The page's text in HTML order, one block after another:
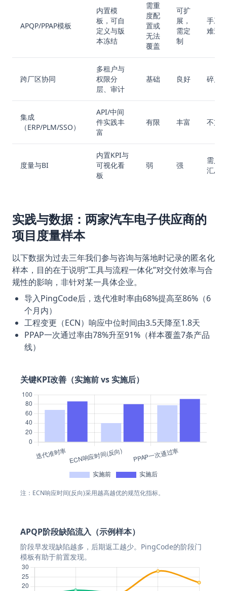
APQP/PPAP模板
内置模
板，可自
定义与版
本冻结
需重
度配
置或
无法
覆盖
可扩
展，
需定
制
手工
难追
跨厂区协同
多租户与
权限分
层、审计
基础 良好 碎片
集成
（ERP/PLM/SSO）
API/中间
件实践丰
富
有限 丰富 不支
度量与BI
内置KPI与
可视化看
板
弱 强
需人
汇总
实践与数据：两家汽车电子供应商的
项目度量样本
以下数据为过去三年我们参与咨询与落地时记录的匿名化
样本，目的在于说明“工具与流程一体化”对交付效率与合
规性的影响，非针对某一具体企业。
导入PingCode后，迭代准时率由68%提高至86%（6
个月内）
工程变更（ECN）响应中位时间由3.5天降至1.8天
PPAP一次通过率由78%升至91%（样本覆盖7条产品
线）
关键KPI改善（实施前 vs 实施后）
注：ECN响应时间(反向)采用越高越优的规范化指标。
APQP阶段缺陷流入（示例样本）
阶段早发现缺陷越多，后期返工越少。PingCode的阶段门
模板有助于前置发现。